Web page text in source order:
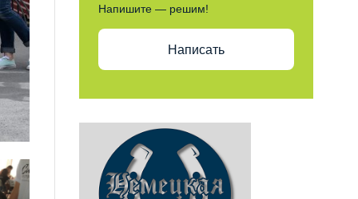
Напишите — решим!
Написать